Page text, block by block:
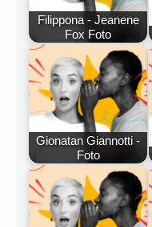
Filippona - Jeanene
Fox Foto
Gionatan Giannotti -
Foto